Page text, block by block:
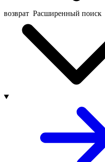
возврат Расширенный поиск